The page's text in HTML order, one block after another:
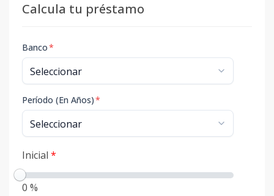
Calcula tu préstamo
Banco*
Período (En Años)*
Inicial *
0 %